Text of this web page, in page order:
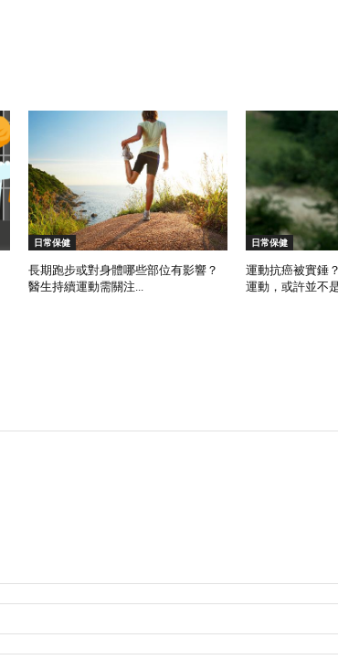
日常保健
長期跑步或對身體哪些部位有影響？
醫生持續運動需關注...
日常保健
運動抗癌被實錘
運動，或許並不